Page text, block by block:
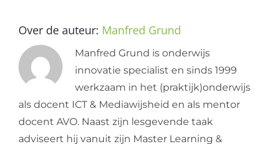
Over de auteur: Manfred Grund
Manfred Grund is onderwijs
innovatie specialist en sinds 1999
werkzaam in het (praktijk)onderwijs
als docent ICT & Mediawijsheid en als mentor
docent AVO. Naast zijn lesgevende taak
adviseert hij vanuit zijn Master Learning &